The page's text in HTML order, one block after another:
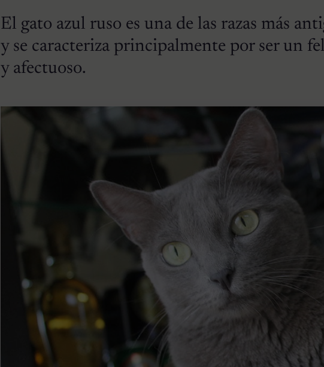
El gato azul ruso es una de las razas más
y se caracteriza principalmente por ser un
y afectuoso.